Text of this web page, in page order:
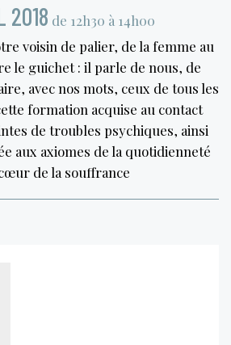
2018 de 12h30 à 14h00
voisin de palier, de la femme au
le guichet : il parle de nous, de
avec nos mots, ceux de tous les
formation acquise au contact
de troubles psychiques, ainsi
aux axiomes de la quotidienneté
de la souffrance